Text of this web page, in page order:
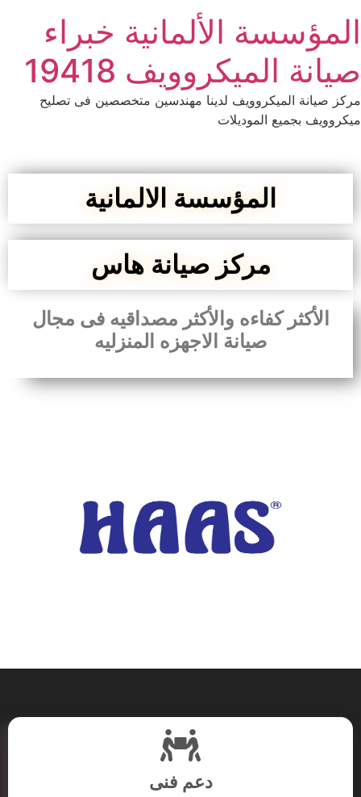
المؤسسة الألمانية خبراء
صيانة الميكروويف 19418
مركز صيانة الميكروويف لدينا مهندسين متخصصين فى تصليح
ميكروويف بجميع الموديلات
المؤسسة الالمانية
مركز صيانة هاس
الأكثر كفاءه والأكثر مصداقيه فى مجال
صيانة الاجهزه المنزليه
دعم فنى